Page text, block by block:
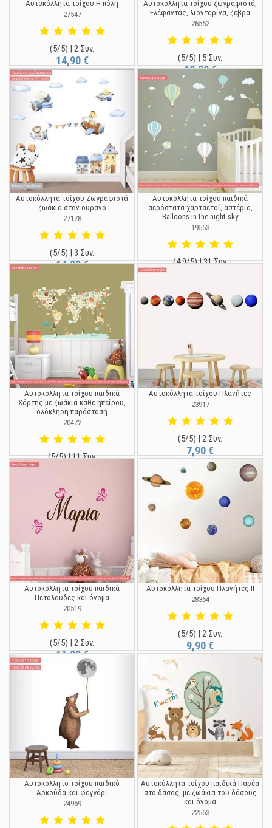
Αυτοκόλλητα τοίχου Η πόλη
27547
(5/5) | 2 Συν.
14,90 €
Αυτοκόλλητα τοίχου ζωγραφιστά,
Ελέφαντας, λιονταρίνα, ζέβρα
26562
(5/5) | 5 Συν.
19,90 €
Αυτοκόλλητα τοίχου Ζωγραφιστά
ζωάκια στον ουρανό
27178
(5/5) | 3 Συν.
14,90 €
Αυτοκόλλητα τοίχου παιδικά
αερόστατα χαρταετοί, αστέρια,
Balloons in the night sky
19553
(4,9/5) | 31 Συν.
Αυτοκόλλητα τοίχου παιδικά
Χάρτης με ζωάκια κάθε ηπείρου,
ολόκληρη παράσταση
20472
(5/5) | 11 Συν.
Αυτοκόλλητα τοίχου Πλανήτες
23917
(5/5) | 2 Συν.
7,90 €
Αυτοκόλλητα τοίχου παιδικά
Πεταλούδες και όνομα
20519
(5/5) | 2 Συν.
11,90 €
Αυτοκόλλητα τοίχου Πλανήτες ΙΙ
28364
(5/5) | 2 Συν.
9,90 €
Αυτοκόλλητο τοίχου παιδικό
Αρκούδα και φεγγάρι
24969
Αυτοκόλλητα τοίχου παιδικά Παρέα
στο δάσος, με ζωάκια του δάσους
και όνομα
22563